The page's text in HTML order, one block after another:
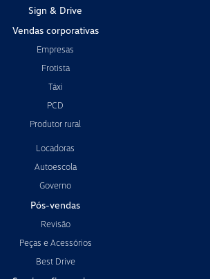
Sign & Drive
Vendas corporativas
Empresas
Frotista
Táxi
PCD
Produtor rural
Locadoras
Autoescola
Governo
Pós-vendas
Revisão
Peças e Acessórios
Best Drive